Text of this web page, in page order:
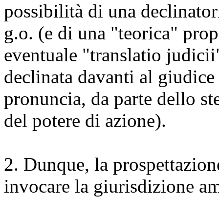
possibilità di una
g.o. (e di una "teorica"
eventuale "translatio
declinata davanti al
pronuncia, da parte dello
del potere di azione).
2. Dunque, la
invocare la giurisdizione